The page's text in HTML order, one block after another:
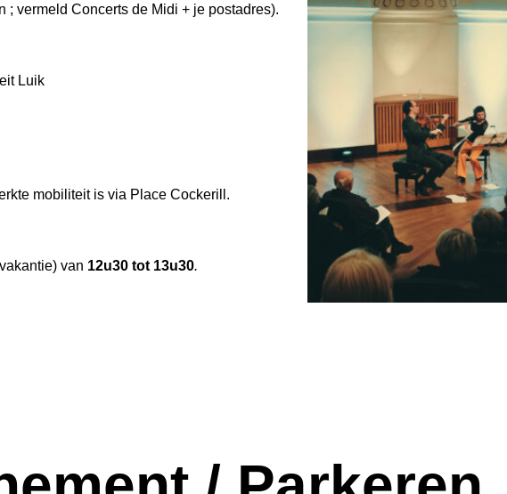
; vermeld Concerts de Midi + je postadres).
Luik
mobiliteit is via Place Cockerill.
) van 12u30 tot 13u30.